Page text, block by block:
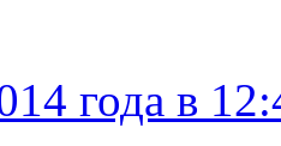
года в